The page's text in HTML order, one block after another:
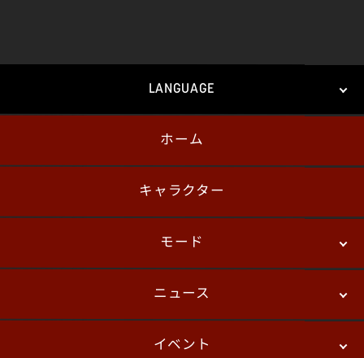
LANGUAGE
English
ホーム
キャラクター
モード
バトル
ニュース
パッチノート
イベント